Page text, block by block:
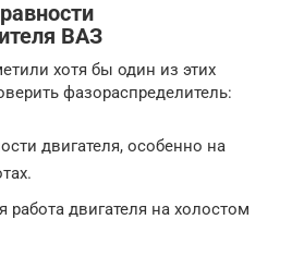
ВАЗ
хотя бы один из этих
фазораспределитель:
двигателя, особенно на
работа двигателя на холостом